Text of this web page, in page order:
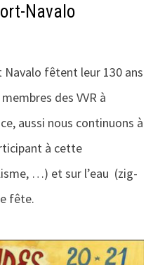
Navalo
Navalo fêtent leur 130 ans
des VVR à
aussi nous continuons à
à cette
…) et sur l’eau (zig-
fête.